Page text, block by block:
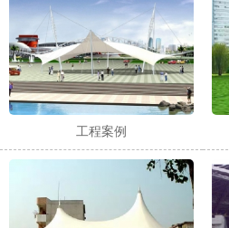
工程案例